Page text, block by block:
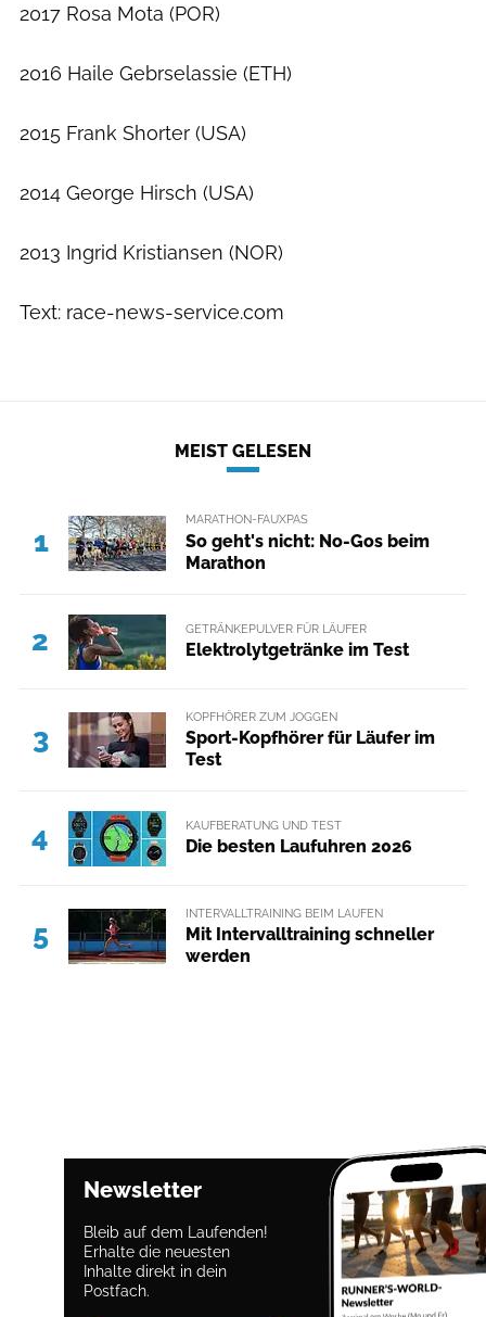
2017 Rosa Mota (POR)
2016 Haile Gebrselassie (ETH)
2015 Frank Shorter (USA)
2014 George Hirsch (USA)
2013 Ingrid Kristiansen (NOR)
Text: race-news-service.com
MEIST GELESEN
1
MARATHON-FAUXPAS
So geht's nicht: No-Gos beim
Marathon
2 GETRÄNKEPULVER FÜR LÄUFER
Elektrolytgetränke im Test
3
KOPFHÖRER ZUM JOGGEN
Sport-Kopfhörer für Läufer im
Test
4 KAUFBERATUNG UND TEST
Die besten Laufuhren 2026
5
INTERVALLTRAINING BEIM LAUFEN
Mit Intervalltraining schneller
werden
Newsletter
Bleib auf dem Laufenden!
Erhalte die neuesten
Inhalte direkt in dein
Postfach.